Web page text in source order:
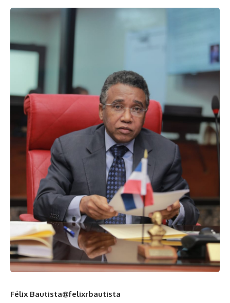
Félix Bautista@felixrbautista